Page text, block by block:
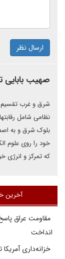
ارسال نظر
صهیب بابایی
شرق و غرب تقسیم
نظامی شامل
بلوک شرق و به
خود را روی علوم
که تمرکز و انرژی
آخرین
مقاومت عراق
انداخت
خزانه‌داری